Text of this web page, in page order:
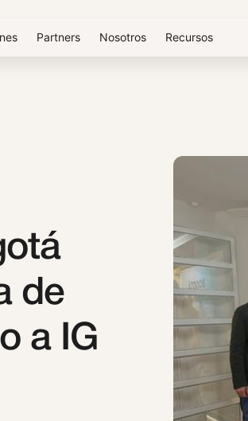
Partners Nosotros Recursos
de
a IG